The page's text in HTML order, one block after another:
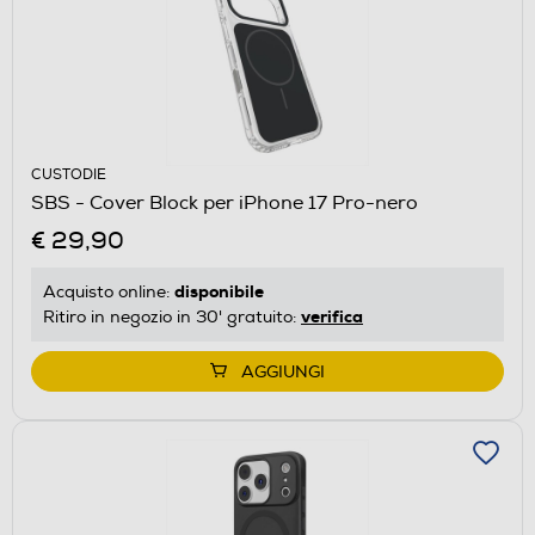
CUSTODIE
SBS - Cover Block per iPhone 17 Pro-nero
€ 29,90
Acquisto online: disponibile
Ritiro in negozio in 30' gratuito: verifica
AGGIUNGI